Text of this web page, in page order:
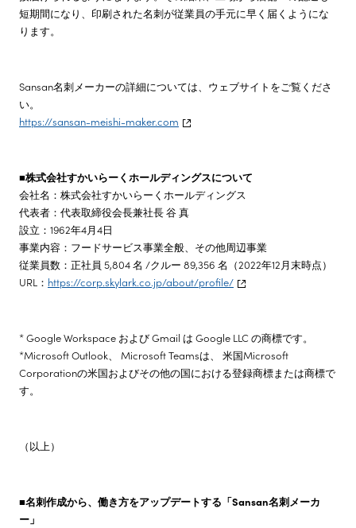
短期間になり、印刷された名刺が従業員の手元に早く届くようにな
ります。
Sansan名刺メーカーの詳細については、ウェブサイトをご覧くださ
い。
https://sansan-meishi-maker.com
■株式会社すかいらーくホールディングスについて
会社名：株式会社すかいらーくホールディングス
代表者：代表取締役会長兼社長 谷 真
設立：1962年4月4日
事業内容：フードサービス事業全般、その他周辺事業
従業員数：正社員 5,804 名 /クルー 89,356 名（2022年12月末時点）
URL： https://corp.skylark.co.jp/about/profile/
* Google Workspace および Gmail は Google LLC の商標です。
*Microsoft Outlook、 Microsoft Teamsは、 米国Microsoft
Corporationの米国およびその他の国における登録商標または商標で
す。
（以上）
■名刺作成から、働き方をアップデートする「Sansan名刺メーカ
ー」